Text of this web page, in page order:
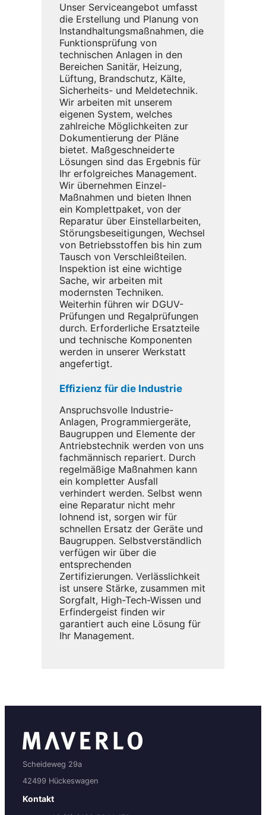
Unser Serviceangebot umfasst
die Erstellung und Planung von
Instandhaltungsmaßnahmen, die
Funktionsprüfung von
technischen Anlagen in den
Bereichen Sanitär, Heizung,
Lüftung, Brandschutz, Kälte,
Sicherheits- und Meldetechnik.
Wir arbeiten mit unserem
eigenen System, welches
zahlreiche Möglichkeiten zur
Dokumentierung der Pläne
bietet. Maßgeschneiderte
Lösungen sind das Ergebnis für
Ihr erfolgreiches Management.
Wir übernehmen Einzel-
Maßnahmen und bieten Ihnen
ein Komplettpaket, von der
Reparatur über Einstellarbeiten,
Störungsbeseitigungen, Wechsel
von Betriebsstoffen bis hin zum
Tausch von Verschleißteilen.
Inspektion ist eine wichtige
Sache, wir arbeiten mit
modernsten Techniken.
Weiterhin führen wir DGUV-
Prüfungen und Regalprüfungen
durch. Erforderliche Ersatzteile
und technische Komponenten
werden in unserer Werkstatt
angefertigt.
Effizienz für die Industrie
Anspruchsvolle Industrie-
Anlagen, Programmiergeräte,
Baugruppen und Elemente der
Antriebstechnik werden von uns
fachmännisch repariert. Durch
regelmäßige Maßnahmen kann
ein kompletter Ausfall
verhindert werden. Selbst wenn
eine Reparatur nicht mehr
lohnend ist, sorgen wir für
schnellen Ersatz der Geräte und
Baugruppen. Selbstverständlich
verfügen wir über die
entsprechenden
Zertifizierungen. Verlässlichkeit
ist unsere Stärke, zusammen mit
Sorgfalt, High-Tech-Wissen und
Erfindergeist finden wir
garantiert auch eine Lösung für
Ihr Management.
Scheideweg 29a
42499 Hückeswagen
Kontakt